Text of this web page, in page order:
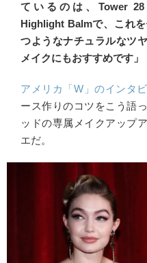
ているのは、Tower 28
Highlight Balmで、これ
つようなナチュラルなツ
メイクにもおすすめです」
アメリカ「W」のインタ
ース作りのコツをこう語
ッドの専属メイクアップ
エだ。